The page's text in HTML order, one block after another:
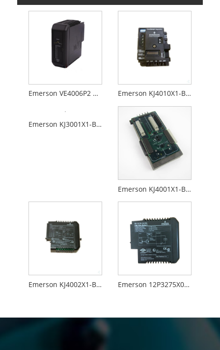
Emerson VE4006P2 KJ3241X1-BA1 Emerson KJ4010X1-BG1 12P0830X062
Emerson KJ3001X1-BC1
Emerson KJ4001X1-BA2
Emerson KJ4002X1-BF2 12P3866X012 Emerson 12P3275X022 KJ3204X1-BA1